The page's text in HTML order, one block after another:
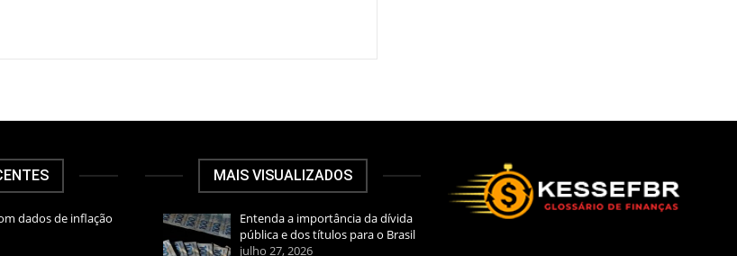
dados de inflação
MAIS VISUALIZADOS
Entenda a importância da dívida
pública e dos títulos para o Brasil
julho 27, 2026